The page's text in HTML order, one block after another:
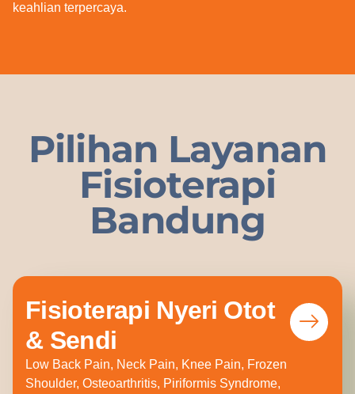
keahlian terpercaya.
Pilihan Layanan
Fisioterapi
Bandung
Fisioterapi Nyeri Otot
& Sendi
Low Back Pain, Neck Pain, Knee Pain, Frozen
Shoulder, Osteoarthritis, Piriformis Syndrome,